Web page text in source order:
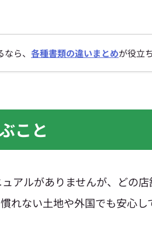
ら、 各種書類の違いまとめが役立
こと
アルがありませんが、どの
れない土地や外国でも安心